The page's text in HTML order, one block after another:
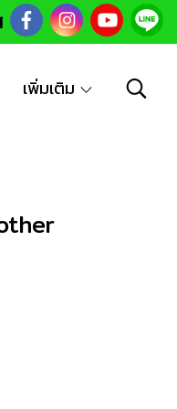
เพิ่มเติม